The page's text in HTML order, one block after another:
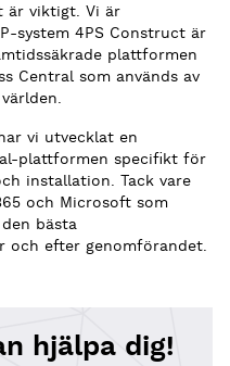
är viktigt. Vi är
system 4PS Construct är
plattformen
Central som används av
vi utvecklat en
plattformen specifikt för
installation. Tack vare
och Microsoft som
bästa
och efter genomförandet.
hjälpa dig!